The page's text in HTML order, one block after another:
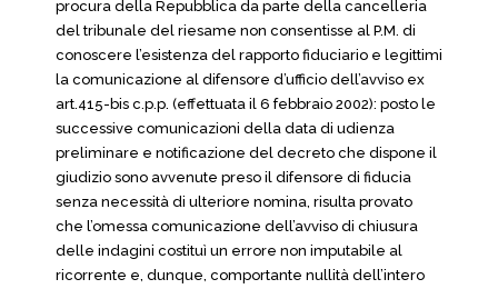
procura della Repubblica da parte della cancelleria
del tribunale del riesame non consentisse al P.M. di
conoscere l’esistenza del rapporto fiduciario e legittimi
la comunicazione al difensore d’ufficio dell’avviso ex
art.415-bis c.p.p. (effettuata il 6 febbraio 2002): posto le
successive comunicazioni della data di udienza
preliminare e notificazione del decreto che dispone il
giudizio sono avvenute preso il difensore di fiducia
senza necessità di ulteriore nomina, risulta provato
che l’omessa comunicazione dell’avviso di chiusura
delle indagini costituì un errore non imputabile al
ricorrente e, dunque, comportante nullità dell’intero